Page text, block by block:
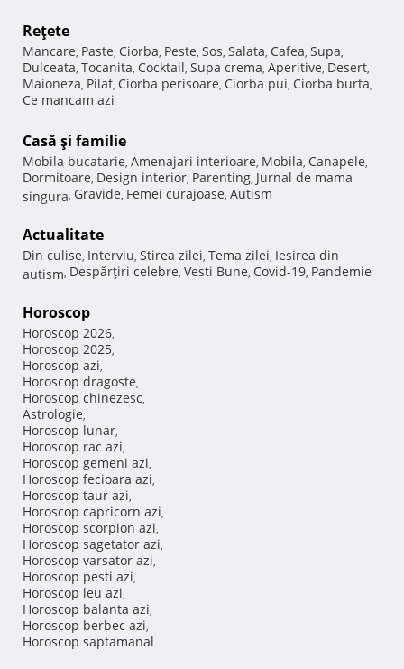
Reţete
Mancare, Paste, Ciorba, Peste, Sos, Salata, Cafea, Supa,
Dulceata, Tocanita, Cocktail, Supa crema, Aperitive, Desert,
Maioneza, Pilaf, Ciorba perisoare, Ciorba pui, Ciorba burta,
Ce mancam azi
Casă şi familie
Mobila bucatarie, Amenajari interioare, Mobila, Canapele,
Dormitoare, Design interior, Parenting, Jurnal de mama
singura, Gravide, Femei curajoase, Autism
Actualitate
Din culise, Interviu, Stirea zilei, Tema zilei, Iesirea din
autism, Despărţiri celebre, Vesti Bune, Covid-19, Pandemie
Horoscop
Horoscop 2026,
Horoscop 2025,
Horoscop azi,
Horoscop dragoste,
Horoscop chinezesc,
Astrologie,
Horoscop lunar,
Horoscop rac azi,
Horoscop gemeni azi,
Horoscop fecioara azi,
Horoscop taur azi,
Horoscop capricorn azi,
Horoscop scorpion azi,
Horoscop sagetator azi,
Horoscop varsator azi,
Horoscop pesti azi,
Horoscop leu azi,
Horoscop balanta azi,
Horoscop berbec azi,
Horoscop saptamanal